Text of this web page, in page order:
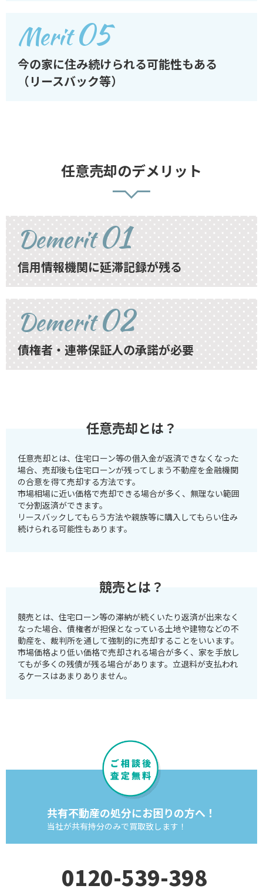
Merit 05
今の家に住み続けられる可能性もある
（リースバック等）
任意売却のデメリット
Demerit01
信用情報機関に延滞記録が残る
Demerit02
債権者・連帯保証人の承諾が必要
任意売却とは？
任意売却とは、住宅ローン等の借入金が返済できなくなった
場合、売却後も住宅ローンが残ってしまう不動産を金融機関
の合意を得て売却する方法です。
市場相場に近い価格で売却できる場合が多く、無理ない範囲
で分割返済ができます。
リースバックしてもらう方法や親族等に購入してもらい住み
続けられる可能性もあります。
競売とは？
競売とは、住宅ローン等の滞納が続くいたり返済が出来なく
なった場合、債権者が担保となっている土地や建物などの不
動産を、裁判所を通して強制的に売却することをいいます。
市場価格より低い価格で売却される場合が多く、家を手放し
てもが多くの残債が残る場合があります。立退料が支払われ
るケースはあまりありません。
共有不動産の処分にお困りの方へ！
当社が共有持分のみで買取致します！
0120-539-398